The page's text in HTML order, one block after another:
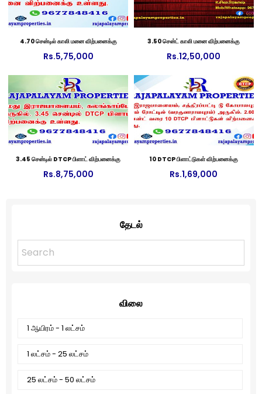
4.70 சென்டில் காலி மனை விற்பனைக்கு
Rs.5,75,000
3.50 சென்ட் காலி மனை விற்பனைக்கு
Rs.12,50,000
3.45 சென்டில் DTCP பிளாட் விற்பனைக்கு
Rs.8,75,000
10 DTCP பிளாட்டுகள் விற்பனைக்கு
Rs.1,69,000
தேடல்
விலை
1 ஆயிரம் - 1 லட்சம்
1 லட்சம் - 25 லட்சம்
25 லட்சம் - 50 லட்சம்